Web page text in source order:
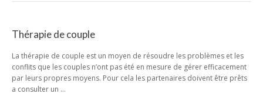
Thérapie de couple
La thérapie de couple est un moyen de résoudre les problèmes et les
conflits que les couples n’ont pas été en mesure de gérer efficacement
par leurs propres moyens. Pour cela les partenaires doivent être prêts
a consulter un …